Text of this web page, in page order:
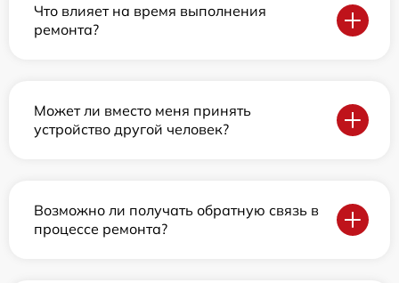
Что влияет на время выполнения
ремонта?
Может ли вместо меня принять
устройство другой человек?
Возможно ли получать обратную связь в
процессе ремонта?